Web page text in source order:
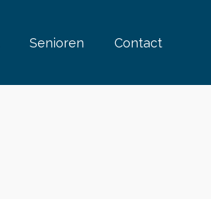
Senioren Contact